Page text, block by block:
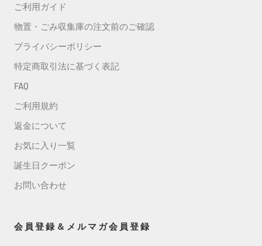
ご利用ガイド
物置・ごみ収集庫の注文前のご確認
プライバシーポリシー
特定商取引法に基づく表記
FAQ
ご利用規約
返金について
お気に入り一覧
誕生日クーポン
お問い合わせ
会員登録＆メルマガ会員登録